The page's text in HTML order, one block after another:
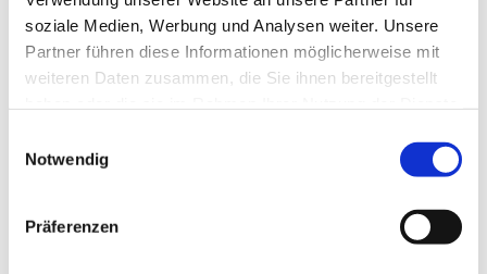
soziale Medien, Werbung und Analysen weiter. Unsere
Partner führen diese Informationen möglicherweise mit
weiteren Daten zusammen, die Sie ihnen bereitgestellt
Notwendig
Präferenzen
Dienstag, 13. Oktober 2026, 19:15
Uhr